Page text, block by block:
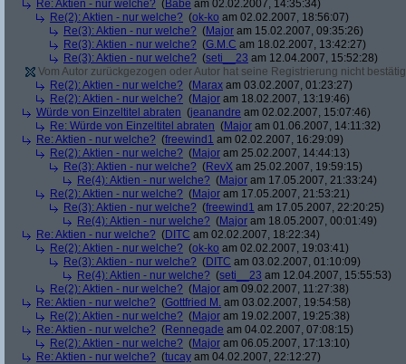
Re: Aktien - nur welche? (Babe am 02.02.2007, 14:35:34)
Re(2): Aktien - nur welche? (ok-ko am 02.02.2007, 18:56:07)
Re(3): Aktien - nur welche? (Major am 15.02.2007, 09:35:26)
Re(3): Aktien - nur welche? (G.M.C am 18.02.2007, 13:42:27)
Re(3): Aktien - nur welche? (seti__23 am 12.04.2007, 15:52:28)
Vom Autor zurückgezogen oder Autor hat seine Registrierung nicht
Re(2): Aktien - nur welche? (Marax am 03.02.2007, 01:23:27)
Re(2): Aktien - nur welche? (Major am 18.02.2007, 13:19:46)
Würde von Einzeltitel abraten (jeanandre am 02.02.2007, 15:07:46)
Re: Würde von Einzeltitel abraten (Major am 01.06.2007, 14:11:32)
Re: Aktien - nur welche? (freewind1 am 02.02.2007, 16:29:09)
Re(2): Aktien - nur welche? (Major am 25.02.2007, 14:44:13)
Re(3): Aktien - nur welche? (RevX am 25.02.2007, 19:59:15)
Re(4): Aktien - nur welche? (Major am 17.05.2007, 21:33:24)
Re(2): Aktien - nur welche? (Major am 17.05.2007, 21:53:21)
Re(3): Aktien - nur welche? (freewind1 am 17.05.2007, 22:20:25)
Re(4): Aktien - nur welche? (Major am 18.05.2007, 00:01:49)
Re: Aktien - nur welche? (DITC am 02.02.2007, 18:22:34)
Re(2): Aktien - nur welche? (ok-ko am 02.02.2007, 19:03:41)
Re(3): Aktien - nur welche? (DITC am 03.02.2007, 01:10:09)
Re(4): Aktien - nur welche? (seti__23 am 12.04.2007, 15:55:53)
Re(2): Aktien - nur welche? (Major am 09.02.2007, 11:27:38)
Re: Aktien - nur welche? (Gottfried M. am 03.02.2007, 19:54:58)
Re(2): Aktien - nur welche? (Major am 19.02.2007, 19:25:38)
Re: Aktien - nur welche? (Rennegade am 04.02.2007, 07:08:15)
Re(2): Aktien - nur welche? (Major am 06.05.2007, 17:13:10)
Re: Aktien - nur welche? (tucay am 04.02.2007, 22:12:27)